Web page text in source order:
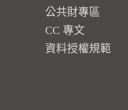
公共財專區
CC 專文
資料授權規範